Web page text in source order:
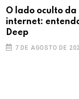
O lado oculto da
internet:
Deep
7 DE AGOSTO DE